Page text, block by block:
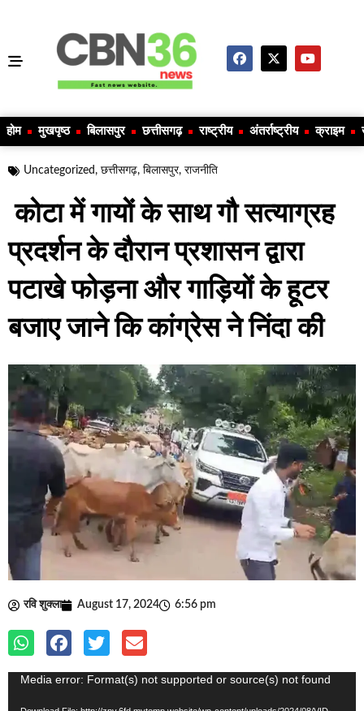
होम मुखपृष्ठ बिलासपुर छत्तीसगढ़ राष्ट्रीय अंतर्राष्ट्रीय क्राइम
Uncategorized, छत्तीसगढ़, बिलासपुर, राजनीति
कोटा में गायों के साथ गौ सत्याग्रह
प्रदर्शन के दौरान प्रशासन द्वारा
पटाखे फोड़ना और गाड़ियों के हूटर
बजाए जाने कि कांग्रेस ने निंदा की
रवि शुक्ला August 17, 2024 6:56 pm
Video
Media error: Format(s) not supported or source(s) not found